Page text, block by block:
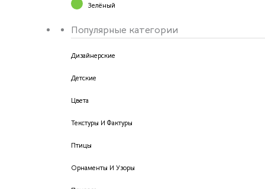
Зелёный
Популярные категории
Дизайнерские
Детские
Цвета
Текстуры И Фактуры
Птицы
Орнаменты И Узоры